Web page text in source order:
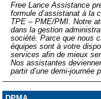
Free Lance Assistance
formule d’assistanat à la
TPE – PME/PMI. Notre
dans la gestion
société. Parce que nous
équipes sont à votre
services afin de mieux
Nos assistantes
partir d’une demi-journée